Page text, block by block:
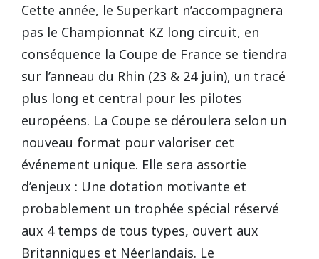
Cette année, le Superkart n’accompagnera
pas le Championnat KZ long circuit, en
conséquence la Coupe de France se tiendra
sur l’anneau du Rhin (23 & 24 juin), un tracé
plus long et central pour les pilotes
européens. La Coupe se déroulera selon un
nouveau format pour valoriser cet
événement unique. Elle sera assortie
d’enjeux : Une dotation motivante et
probablement un trophée spécial réservé
aux 4 temps de tous types, ouvert aux
Britanniques et Néerlandais. Le